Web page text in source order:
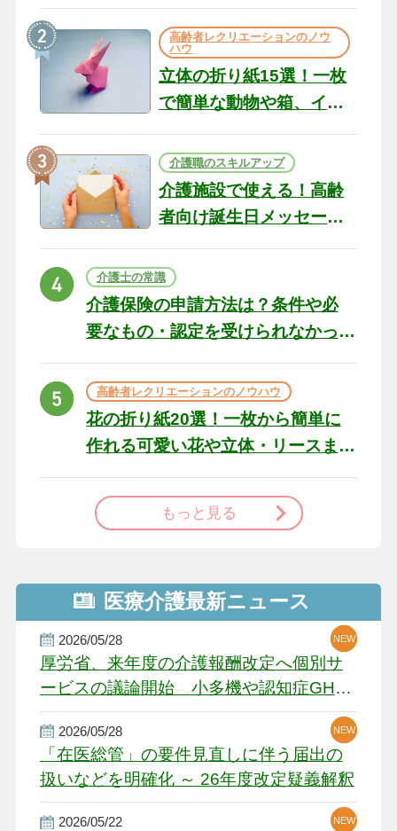
の現場から（22）
高齢者レクリエーションのノウ
ハウ
立体の折り紙15選！一枚
で簡単な動物や箱、イン
介護職のスキルアップ
介護施設で使える！高齢
者向け誕生日メッセージ
ト
介護士の常識
介護保険の申請方法は？条件や必
要なもの・認定を受けられなかっ
高齢者レクリエーションのノウハウ
花の折り紙20選！一枚から簡単に
作れる可愛い花や立体・リースま
もっと見る
医療介護最新ニュース
2026/05/28
厚労省、来年度の介護報酬改定へ個別サ
ービスの議論開始 小多機や認知症GH、
厳しい経営環境に危機感
NEW
NEW
NEW
2026/05/28
「在医総管」の要件見直しに伴う届出の
扱いなどを明確化 ～ 26年度改定疑義解釈
NEW
NEW
2026/05/22 NEW